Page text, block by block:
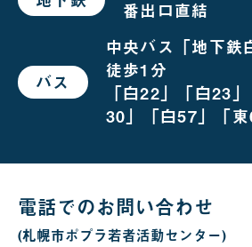
お
場
合
番出口直結
バス で
お
場
中央バス「地下鉄
徒歩1分
「白22」「白23
30」「白57」「東
電話でのお問い合わせ
(札幌市ポプラ若者活動センター)